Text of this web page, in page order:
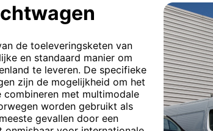
de toeleveringsketen van
en standaard manier om
te leveren. De specifieke
zijn de mogelijkheid om het
met multimodale
worden gebruikt als
gevallen door een